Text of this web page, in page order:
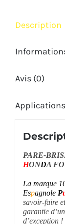
2021
2024
Description
Avis (0)
Applications
PARE-
HONDA
La marque
Espagnole P
savoir-faire
garantie
d’exception